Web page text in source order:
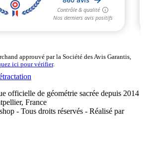
approuvé par la Société des Avis Garantis,
ici pour vérifier.
officielle de géométrie sacrée depuis 2014
France
- Tous droits réservés - Réalisé par